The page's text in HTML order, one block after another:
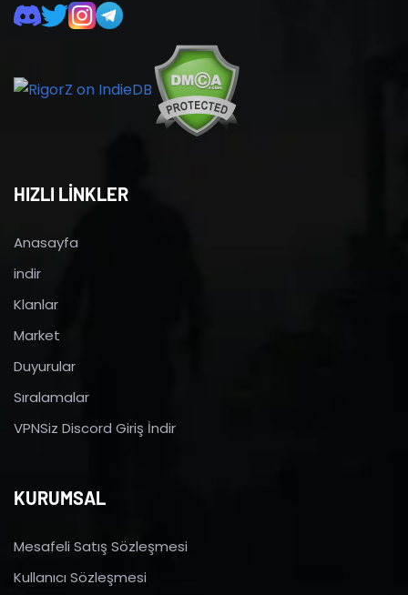
HIZLI LİNKLER
Anasayfa
indir
Klanlar
Market
Duyurular
Sıralamalar
VPNSiz Discord Giriş İndir
KURUMSAL
Mesafeli Satış Sözleşmesi
Kullanıcı Sözleşmesi